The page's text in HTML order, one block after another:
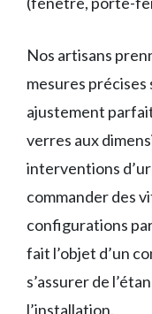
Nos artisans
mesures
ajustement
verres aux
interventions
commander des
configurations
fait l’objet d’un
s’assurer de
l’installation.